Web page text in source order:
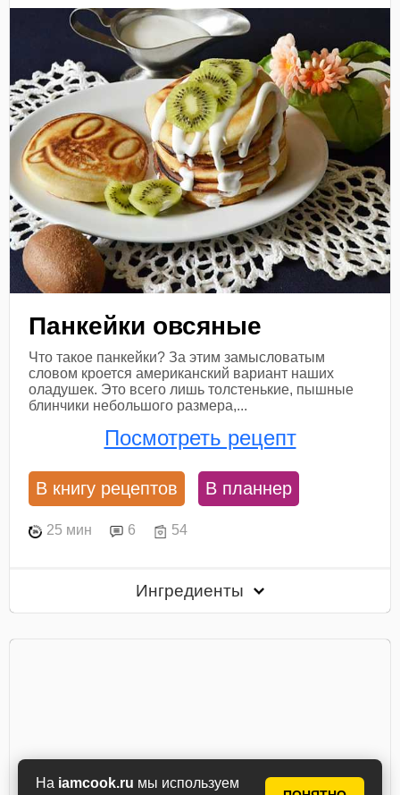
На iamcook.ru мы используем
Панкейки овсяные
Что такое панкейки? За этим замысловатым
словом кроется американский вариант наших
оладушек. Это всего лишь толстенькие, пышные
блинчики небольшого размера,...
Посмотреть рецепт
В книгу рецептов В планнер
25 мин 6 54
Ингредиенты